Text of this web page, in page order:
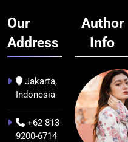
Our
Address
Jakarta,
Indonesia
+62 813-
9200-6714
Author
Info
BERITA
NEWS
Pramuwisata
Dukung
Indonesia
Resmi
Bangun